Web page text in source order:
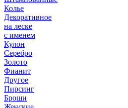
Колье
Декоративное
на леске
с именем
Кулон
Серебро
Золото
Фианит
Другое
Пирсинг
Броши